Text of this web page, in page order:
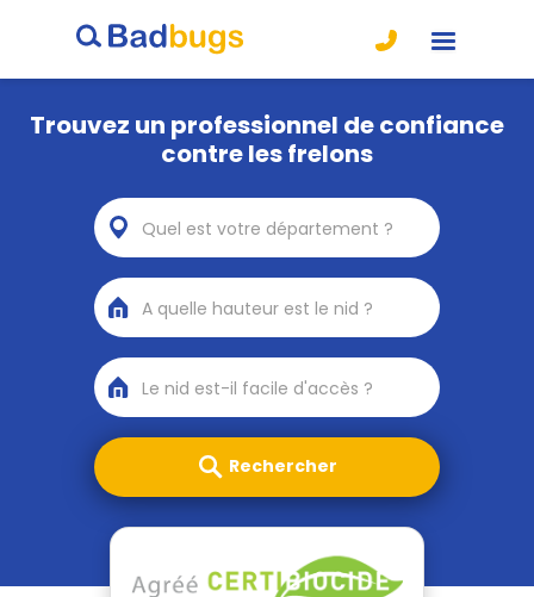
Trouvez un professionnel de confiance
contre les frelons
Quel est votre département ?
A quelle hauteur est le nid ?
Le nid est-il facile d'accès ?
Rechercher